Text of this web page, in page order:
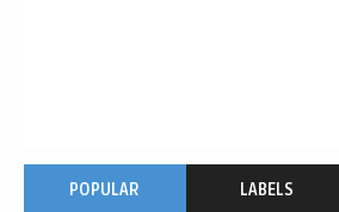
POPULAR LABELS